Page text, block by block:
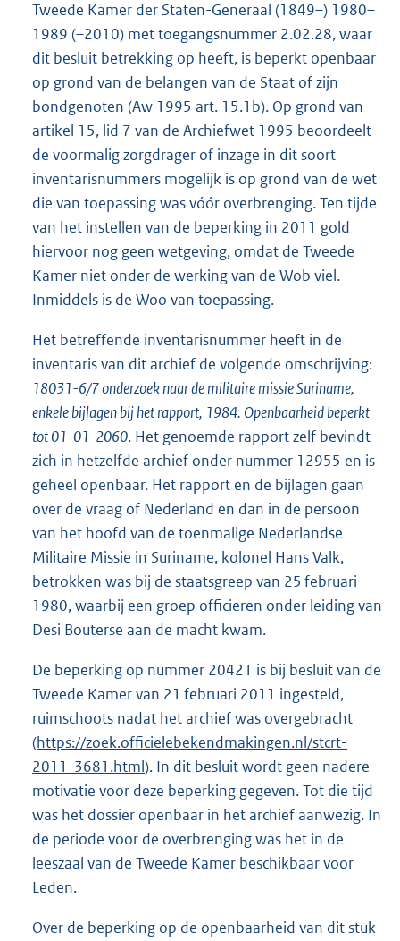
Tweede Kamer der Staten-Generaal (1849–) 1980–
1989 (–2010) met toegangsnummer 2.02.28, waar
dit besluit betrekking op heeft, is beperkt openbaar
op grond van de belangen van de Staat of zijn
bondgenoten (Aw 1995 art. 15.1b). Op grond van
artikel 15, lid 7 van de Archiefwet 1995 beoordeelt
de voormalig zorgdrager of inzage in dit soort
inventarisnummers mogelijk is op grond van de wet
die van toepassing was vóór overbrenging. Ten tijde
van het instellen van de beperking in 2011 gold
hiervoor nog geen wetgeving, omdat de Tweede
Kamer niet onder de werking van de Wob viel.
Inmiddels is de Woo van toepassing.
Het betreffende inventarisnummer heeft in de
inventaris van dit archief de volgende omschrijving:
18031-6/7 onderzoek naar de militaire missie Suriname,
enkele bijlagen bij het rapport, 1984. Openbaarheid beperkt
tot 01-01-2060. Het genoemde rapport zelf bevindt
zich in hetzelfde archief onder nummer 12955 en is
geheel openbaar. Het rapport en de bijlagen gaan
over de vraag of Nederland en dan in de persoon
van het hoofd van de toenmalige Nederlandse
Militaire Missie in Suriname, kolonel Hans Valk,
betrokken was bij de staatsgreep van 25 februari
1980, waarbij een groep officieren onder leiding van
Desi Bouterse aan de macht kwam.
De beperking op nummer 20421 is bij besluit van de
Tweede Kamer van 21 februari 2011 ingesteld,
ruimschoots nadat het archief was overgebracht
(https://zoek.officielebekendmakingen.nl/stcrt-
2011-3681.html). In dit besluit wordt geen nadere
motivatie voor deze beperking gegeven. Tot die tijd
was het dossier openbaar in het archief aanwezig. In
de periode voor de overbrenging was het in de
leeszaal van de Tweede Kamer beschikbaar voor
Leden.
Over de beperking op de openbaarheid van dit stuk